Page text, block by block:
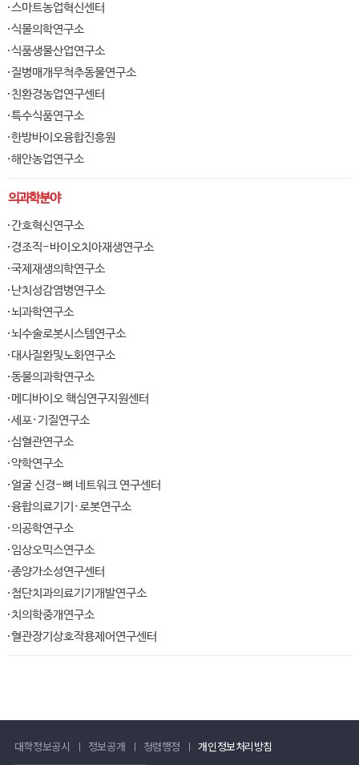
스마트농업혁신센터
식물의학연구소
식품생물산업연구소
질병매개무척추동물연구소
친환경농업연구센터
특수식품연구소
한방바이오융합진흥원
해안농업연구소
의과학분야
간호혁신연구소
경조직-바이오치아재생연구소
국제재생의학연구소
난치성감염병연구소
뇌과학연구소
뇌수술로봇시스템연구소
대사질환및노화연구소
동물의과학연구소
메디바이오 핵심연구지원센터
세포·기질연구소
심혈관연구소
약학연구소
얼굴 신경-뼈 네트워크 연구센터
융합의료기기·로봇연구소
의공학연구소
임상오믹스연구소
종양가소성연구센터
첨단치과의료기기개발연구소
치의학중개연구소
혈관장기상호작용제어연구센터
대학정보공시 정보공개 청렴행정 개인정보처리방침